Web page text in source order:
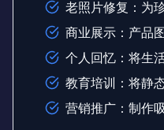
老照片修复：为
商业展示：产品
个人回忆：将生
教育培训：将静
营销推广：制作